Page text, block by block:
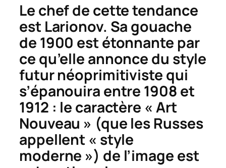
Le chef de cette tendance
est Larionov. Sa gouache
de 1900 est étonnante par
ce qu’elle annonce du style
futur néoprimitiviste qui
s’épanouira entre 1908 et
1912 : le caractère « Art
Nouveau » (que les Russes
appellent « style
moderne ») de l’image est